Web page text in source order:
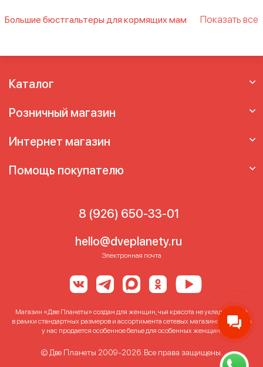
Большие бюстгальтеры для кормящих мам
большую грудь
больших размеров
Бюстгальтер для
послеродовый Бюстгальтеры больших
кормления
Лифчик для кормящих
Показать все
Каталог
Розничный магазин
Интернет магазин
Помощь покупателю
8 (926) 650-33-01
hello@dveplanety.ru
Электронная почта
Магазин «Две Планеты» создан для женщин, чья красота не укладывается
в рамки стандартных размеров и ассортимента сетевых магазинов. Именно
у нас продается особенное белье для особенных женщин!
© Две Планеты 2009-2026. Все права защищены.